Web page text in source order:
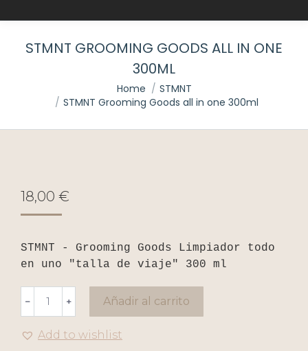
STMNT GROOMING GOODS ALL IN ONE
300ML
Home
STMNT
STMNT Grooming Goods all in one 300ml
18,00 €
STMNT - Grooming Goods Limpiador todo
en uno "talla de viaje" 300 ml
Goods
all
﹣ ﹢ Añadir al carrito
Add to wishlist